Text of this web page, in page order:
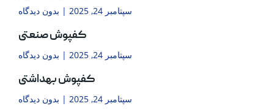
سپتامبر 24, 2025 بدون دیدگاه
کفپوش صنعتی
سپتامبر 24, 2025 بدون دیدگاه
کفپوش بهداشتی
سپتامبر 24, 2025 بدون دیدگاه